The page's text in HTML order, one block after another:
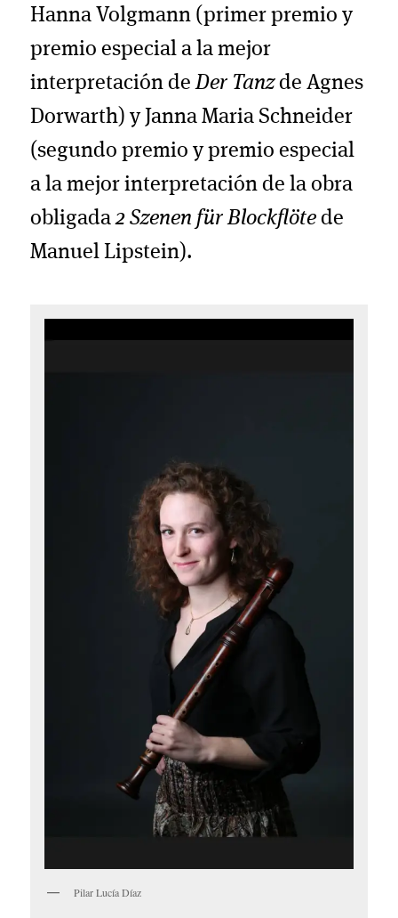
Hanna Volgmann (primer premio y
premio especial a la mejor
interpretación deDer Tanzde Agnes
Dorwarth) y Janna Maria Schneider
(segundo premio y premio especial
a la mejor interpretación de la obra
obligada2 Szenen für Blockflöte de
Manuel Lipstein).
Pilar Lucía Díaz